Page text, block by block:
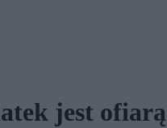
jest ofiarą